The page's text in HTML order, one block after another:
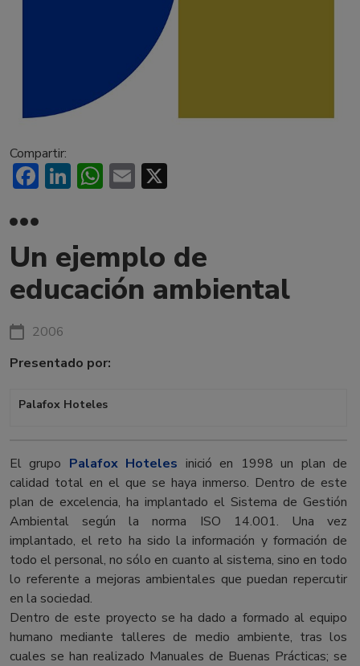
Compartir:
Facebook
LinkedIn
WhatsApp
Email
Un ejemplo de
educación ambiental
2006
Presentado por:
Palafox Hoteles
El grupo Palafox Hoteles inició en 1998 un plan de
calidad total en el que se haya inmerso. Dentro de este
plan de excelencia, ha implantado el Sistema de Gestión
Ambiental según la norma ISO 14.001. Una vez
implantado, el reto ha sido la información y formación de
todo el personal, no sólo en cuanto al sistema, sino en todo
lo referente a mejoras ambientales que puedan repercutir
en la sociedad.
Dentro de este proyecto se ha dado a formado al equipo
humano mediante talleres de medio ambiente, tras los
cuales se han realizado Manuales de Buenas Prácticas; se